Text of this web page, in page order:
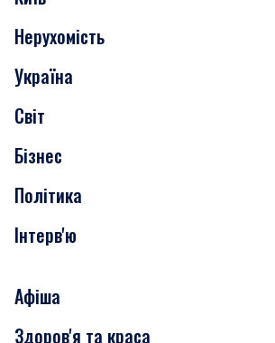
Події
Скандали
Нерухомість
Транспорт
Нерухомість
Україна
Світ
Бізнес
Політика
Інтерв'ю
Афіша
Здоров'я та краса